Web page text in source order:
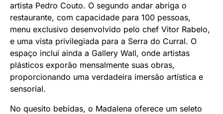
artista Pedro Couto. O segundo andar abriga o
restaurante, com capacidade para 100 pessoas,
menu exclusivo desenvolvido pelo chef Vitor Rabelo,
e uma vista privilegiada para a Serra do Curral. O
espaço inclui ainda a Gallery Wall, onde artistas
plásticos exporão mensalmente suas obras,
proporcionando uma verdadeira imersão artística e
sensorial.
No quesito bebidas, o Madalena oferece um seleto